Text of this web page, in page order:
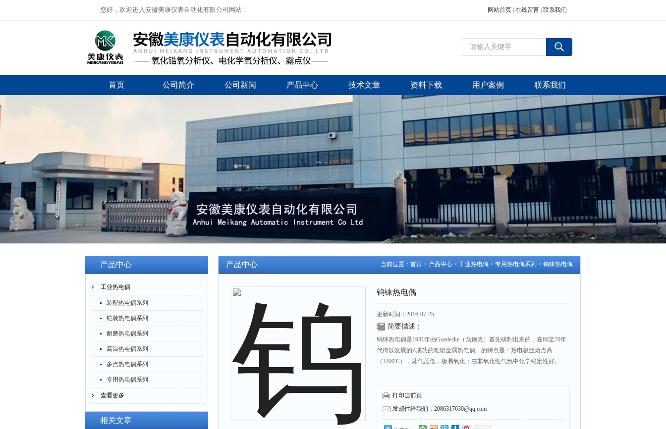
您好，欢迎进入安徽美康仪表自动化有限公司网站！ 网站首页 在线留言 联系我们
首页 公司简介 公司新闻 产品中心 技术文章 资料下载 用户案例 联系我们
产品中心
工业热电偶
装配热电偶系列
铠装热电偶系列
耐磨热电偶系列
高温热电偶系列
多点热电偶系列
专用热电偶系列
查看更多
相关文章
当前位置： 首页 > 产品中心 > 工业热电偶 > 专用热电偶系列 > 钨铼热电偶
产品中心
钨铼热电偶
更新时间：2016-07-25
简要描述：
钨铼热电偶是1931年由Goedecke（戈徳克）首先研制出来的，在60至70年
代得以发展的Z成功的难熔金属热电偶。的特点是：热电极丝熔点高
（3300℃），蒸气压低，极易氧化；在非氧化性气氛中化学稳定性好。
打印当前页
发邮件给我们：2086317630@qq.com